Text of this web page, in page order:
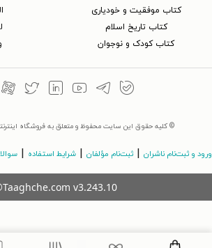
کتاب موفقیت و خودیاری
کتاب تاریخ اسلام
کتاب کودک و نوجوان
© کلیه حقوق این سایت محفوظ و متعلق به فروشگاه
ورود و ثبت‌نام ناشران ثبت‌نام مؤلفان شرایط استفاده
v3.243.10